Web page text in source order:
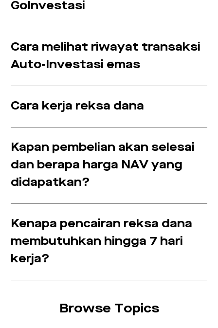
GoInvestasi
Cara melihat riwayat transaksi
Auto-Investasi emas
Cara kerja reksa dana
Kapan pembelian akan selesai
dan berapa harga NAV yang
didapatkan?
Kenapa pencairan reksa dana
membutuhkan hingga 7 hari
kerja?
Browse Topics